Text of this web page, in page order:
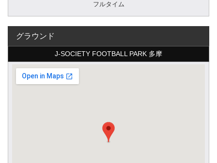
フルタイム
グラウンド
J-SOCIETY FOOTBALL PARK 多摩